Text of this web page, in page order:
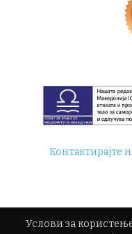
Контактирајте
Услови за